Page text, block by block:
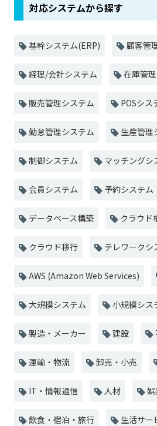
対応システムから探す
基幹システム(ERP) 顧客管
経理/会計システム 在庫管
販売管理システム POSシス
勤怠管理システム 生産管理
制御システム マッチングシ
会員システム 予約システム
データベース構築 クラウド
クラウド移行 テレワークシ
AWS (Amazon Web Services)
大規模システム 小規模シス
製造・メーカー 建設
運輸・物流 卸売・小売
IT・情報通信 人材
飲食・宿泊・旅行 生活サー